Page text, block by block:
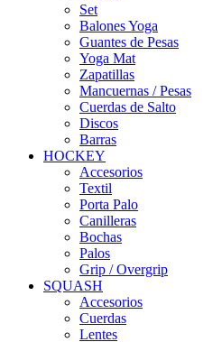
Set
Balones Yoga
Guantes de Pesas
Yoga Mat
Zapatillas
Mancuernas / Pesas
Cuerdas de Salto
Discos
Barras
HOCKEY
Accesorios
Textil
Porta Palo
Canilleras
Bochas
Palos
Grip / Overgrip
SQUASH
Accesorios
Cuerdas
Lentes